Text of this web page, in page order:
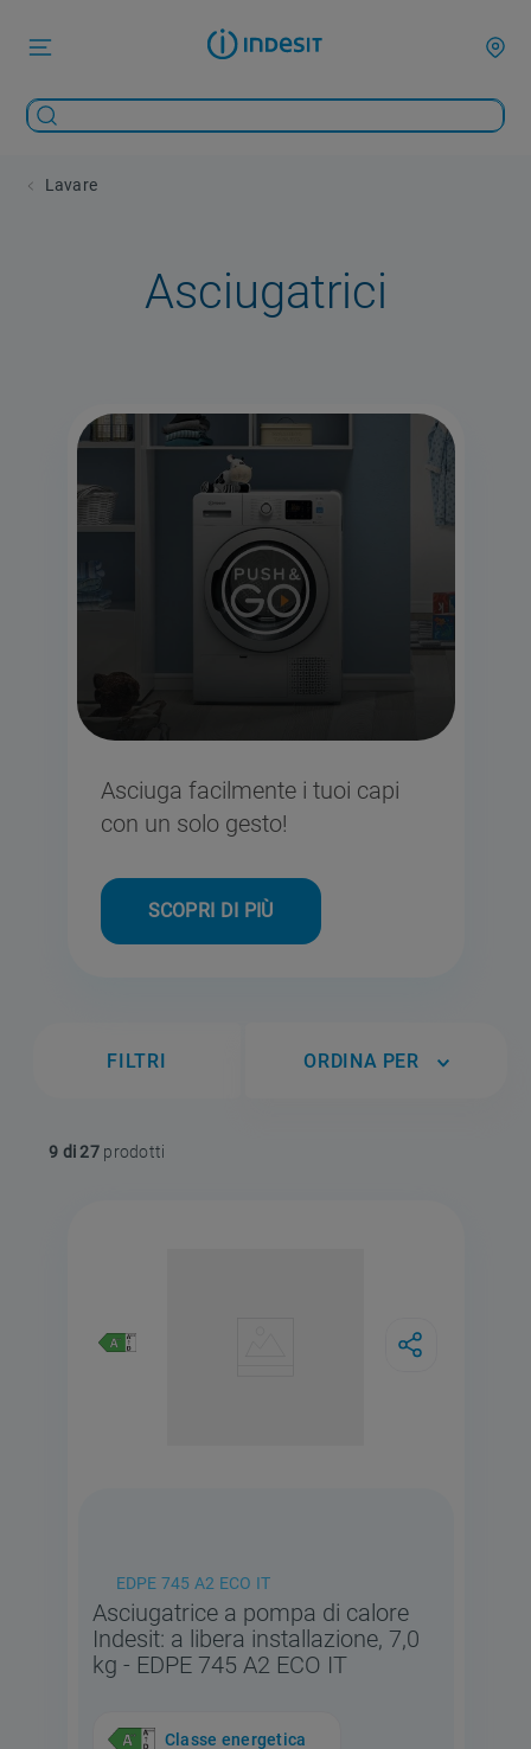
Lavare
Asciugatrici
Asciuga facilmente i tuoi capi
con un solo gesto!
SCOPRI DI PIÙ
FILTRI ORDINA PER
9 di 27
EDPE 745 A2 ECO IT
Asciugatrice a pompa di calore
Indesit: a libera installazione, 7,0
kg - EDPE 745 A2 ECO IT
Classe energetica